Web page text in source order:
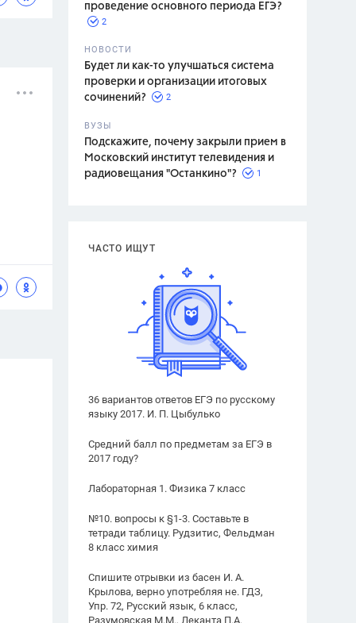
проведение основного периода ЕГЭ?
2
НОВОСТИ
Будет ли как-то улучшаться система
проверки и организации итоговых
сочинений?
2
ВУЗЫ
Подскажите, почему закрыли прием в
Московский институт телевидения и
радиовещания "Останкино"?
1
ЧАСТО ИЩУТ
36 вариантов ответов ЕГЭ по русскому
языку 2017. И. П. Цыбулько
Средний балл по предметам за ЕГЭ в
2017 году?
Лабораторная 1. Физика 7 класс
№10. вопросы к §1-3. Составьте в
тетради таблицу. Рудзитис, Фельдман
8 класс химия
Спишите отрывки из басен И. А.
Крылова, верно употребляя не. ГДЗ,
Упр. 72, Русский язык, 6 класс,
Разумовская М.М., Леканта П.А.